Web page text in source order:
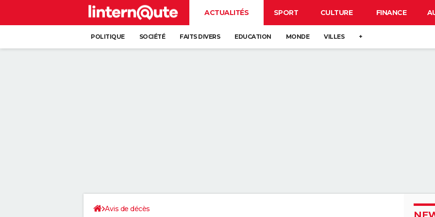
ACTUALITÉS SPORT CULTURE FINANCE
POLITIQUE SOCIÉTÉ FAITS DIVERS EDUCATION MONDE VILLES +
Avis de décès